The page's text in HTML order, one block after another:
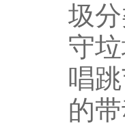
圾
守
唱
的